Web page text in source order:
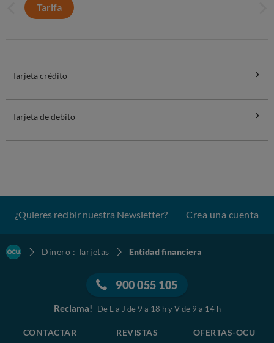
Tarifa
Tarjeta crédito
Tarjeta de debito
¿Quieres recibir nuestra Newsletter? Crea una cuenta
Dinero : Tarjetas Entidad financiera
900 055 105
Reclama! De L a J de 9 a 18 h y V de 9 a 14 h
CONTACTAR REVISTAS OFERTAS-OCU